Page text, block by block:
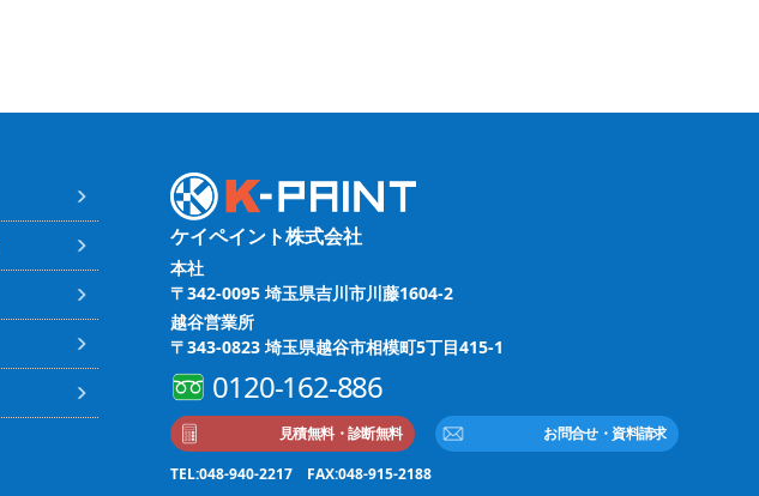
ケイペイント株式会社
本社
〒342-0095 埼玉県吉川市川藤1604-2
越谷営業所
〒343-0823 埼玉県越谷市相模町5丁目415-1
0120-162-886
見積無料・診断無料
お問合せ・資料請求
TEL:048-940-2217 FAX:048-915-2188